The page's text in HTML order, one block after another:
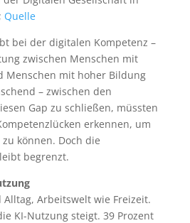
Quelle
bei der digitalen Kompetenz –
zwischen Menschen mit
Menschen mit hoher Bildung
– zwischen den
Gap zu schließen, müssten
erkennen, um
können. Doch die
begrenzt.
Arbeitswelt wie Freizeit.
KI-Nutzung steigt. 39 Prozent